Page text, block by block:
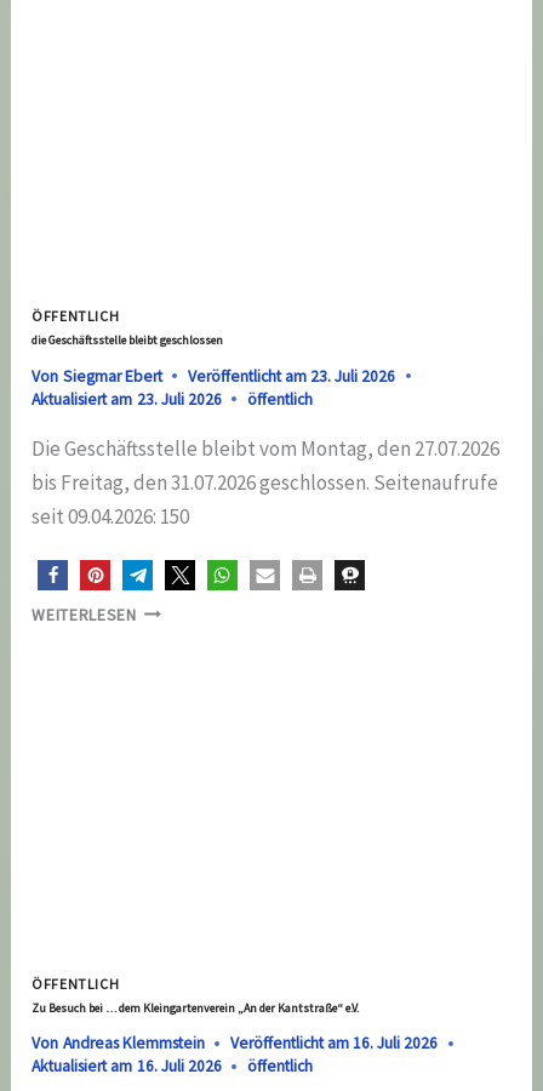
ÖFFENTLICH
die Geschäftsstelle bleibt geschlossen
Von Siegmar Ebert Veröffentlicht am 23. Juli 2026
Aktualisiert am 23. Juli 2026 öffentlich
Die Geschäftsstelle bleibt vom Montag, den 27.07.2026
bis Freitag, den 31.07.2026 geschlossen. Seitenaufrufe
seit 09.04.2026: 150
WEITERLESENDIE
ÖFFENTLICH
Zu Besuch bei … dem Kleingartenverein „An der Kantstraße“ e.V.
Von Andreas Klemmstein Veröffentlicht am16. Juli 2026
Aktualisiert am 16. Juli 2026 öffentlich